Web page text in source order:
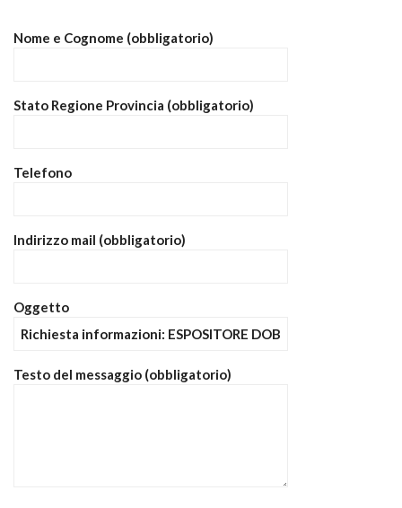
Nome e Cognome (obbligatorio)
Stato Regione Provincia (obbligatorio)
Telefono
Indirizzo mail (obbligatorio)
Oggetto
Testo del messaggio (obbligatorio)